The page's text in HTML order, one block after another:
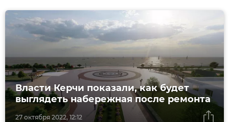
27 октября 2022, 12:12
Власти Керчи показали, как будет
выглядеть набережная после ремонта